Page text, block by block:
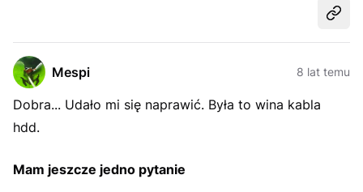
Mespi 8 lat temu
Dobra... Udało mi się naprawić. Była to wina kabla
hdd.
Mam jeszcze jedno pytanie